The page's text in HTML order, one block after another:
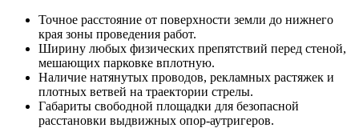
Точное расстояние от поверхности земли до нижнего
края зоны проведения работ.
Ширину любых физических препятствий перед стеной,
мешающих парковке вплотную.
Наличие натянутых проводов, рекламных растяжек и
плотных ветвей на траектории стрелы.
Габариты свободной площадки для безопасной
расстановки выдвижных опор-аутригеров.